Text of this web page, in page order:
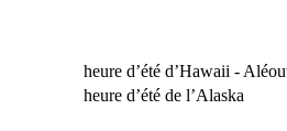
heure d’été d’Hawaii -
heure d’été de l’Alaska